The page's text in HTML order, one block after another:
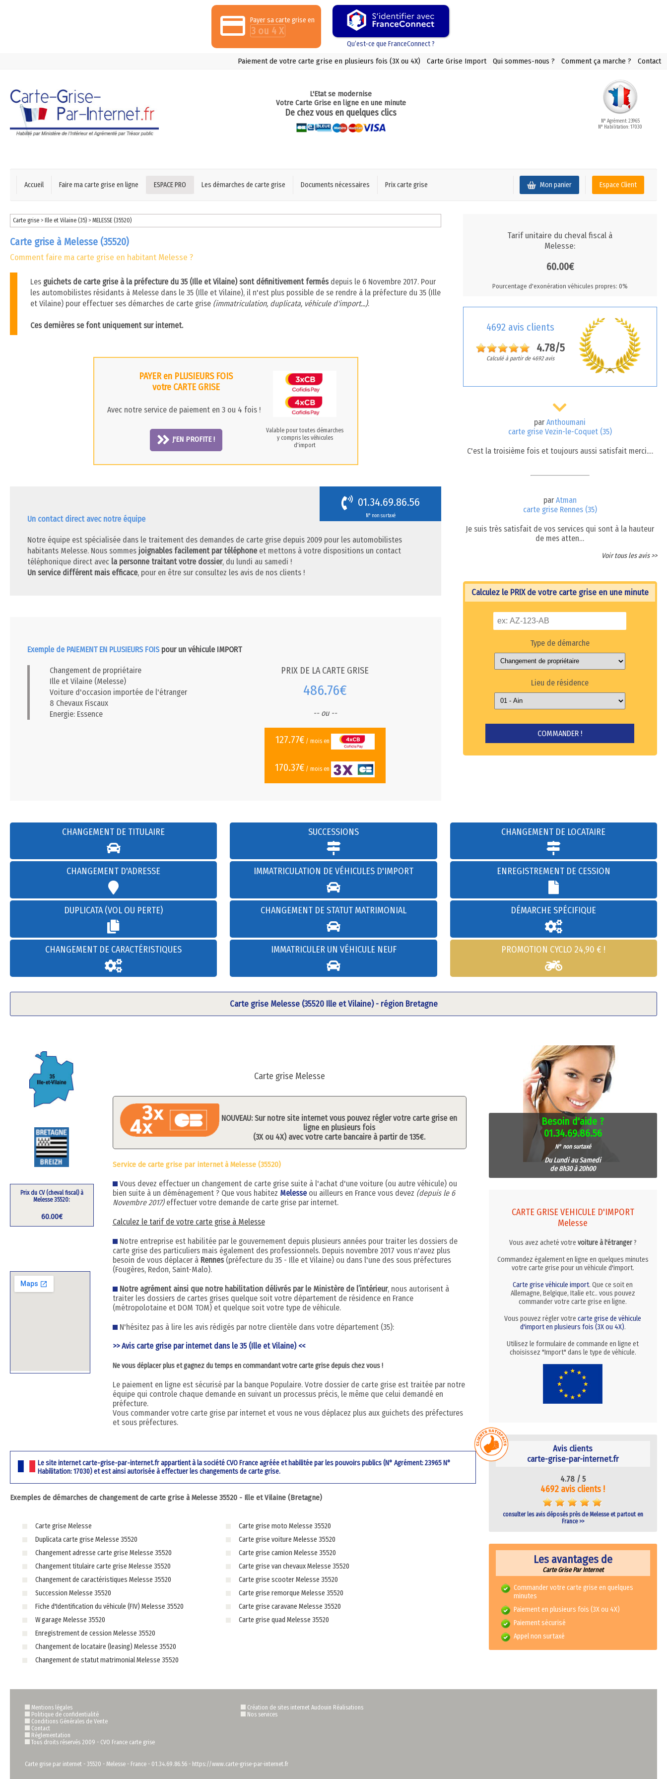
Payer sa carte grise en
3 ou 4 X
Qu’est-ce que FranceConnect ?
Paiement de votre carte grise en plusieurs fois (3X ou 4X) Carte Grise Import Qui sommes-nous ? Comment ça marche ? Contact
L'Etat se modernise
Votre Carte Grise en ligne en une minute
De chez vous en quelques clics
N° Agrément: 23965
N° Habilitation: 17030
Accueil Faire ma carte grise en ligne ESPACE PRO Les démarches de carte grise Documents nécessaires Prix carte grise Espace Client
Mon panier
Carte grise > Ille et Vilaine (35)>MELESSE (35520)
Carte grise à Melesse (35520)
Comment faire ma carte grise en habitant Melesse ?
Les guichets de carte grise à la préfecture du 35 (Ille et Vilaine) sont définitivement fermés depuis le 6 Novembre 2017. Pour
les automobilistes résidants à Melesse dans le 35 (Ille et Vilaine), il n'est plus possible de se rendre à la préfecture du 35 (Ille
et Vilaine) pour effectuer ses démarches de carte grise (immatriculation, duplicata, véhicule d'import...).
Ces dernières se font uniquement sur internet.
PAYER en PLUSIEURS FOIS
votre CARTE GRISE
Avec notre service de paiement en 3 ou 4 fois !
J'EN PROFITE !
Valable pour toutes démarches
y compris les véhicules
d'import
Un contact direct avec notre équipe
01.34.69.86.56
N° non surtaxé
Notre équipe est spécialisée dans le traitement des demandes de carte grise depuis 2009 pour les automobilistes
habitants Melesse. Nous sommes joignables facilement par téléphoneet mettons à votre dispositions un contact
téléphonique direct avec la personne traitant votre dossier, du lundi au samedi !
Un service différent mais efficace, pour en être sur consultez les avis de nos clients !
Exemple de PAIEMENT EN PLUSIEURS FOISpour un véhicule IMPORT
Changement de propriétaire
Ille et Vilaine (Melesse)
Voiture d'occasion importée de l'étranger
8 Chevaux Fiscaux
Energie: Essence
PRIX DE LA CARTE GRISE
486.76€
-- ou --
127.77€/ mois en
170.37€ / mois en
Tarif unitaire du cheval fiscal à
Melesse:
60.00€
Pourcentage d'exonération véhicules propres: 0%
4692 avis clients
4.78/5
Calculé à partir de 4692 avis
parAnthoumani
carte grise Vezin-le-Coquet (35)
C'est la troisième fois et toujours aussi satisfait merci.…
par Atman
carte grise Rennes (35)
Je suis très satisfait de vos services qui sont à la hauteur
de mes atten…
Voir tous les avis >>
Calculez le PRIX de votre carte grise en une minute
Type de démarche
Lieu de résidence
CHANGEMENT DE TITULAIRE
CHANGEMENT D'ADRESSE
DUPLICATA (VOL OU PERTE)
CHANGEMENT DE CARACTÉRISTIQUES
SUCCESSIONS
IMMATRICULATION DE VÉHICULES D'IMPORT
CHANGEMENT DE STATUT MATRIMONIAL
IMMATRICULER UN VÉHICULE NEUF
CHANGEMENT DE LOCATAIRE
ENREGISTREMENT DE CESSION
DÉMARCHE SPÉCIFIQUE
PROMOTION CYCLO 24,90 € !
Carte grise Melesse (35520 Ille et Vilaine) - région Bretagne
Prix du CV (cheval fiscal) à
Melesse 35520:
60.00€
Carte grise Melesse
NOUVEAU: Sur notre site internet vous pouvez régler votre carte grise en
ligne en plusieurs fois
(3X ou 4X) avec votre carte bancaire à partir de 135€.
Service de carte grise par internet à Melesse (35520)
Vous devez effectuer un changement de carte grise suite à l'achat d'une voiture (ou autre véhicule) ou
bien suite à un déménagement ? Que vous habitez Melesse ou ailleurs en France vous devez (depuis le 6
Novembre 2017)effectuer votre demande de carte grise par internet.
Calculez le tarif de votre carte grise à Melesse
Notre entreprise est habilitée par le gouvernement depuis plusieurs années pour traiter les dossiers de
carte grise des particuliers mais également des professionnels. Depuis novembre 2017 vous n'avez plus
besoin de vous déplacer à Rennes(préfecture du 35 - Ille et Vilaine) ou dans l'une des sous préfectures
(Fougères, Redon, Saint-Malo).
Notre agrément ainsi que notre habilitation délivrés par le Ministère de l’intérieur, nous autorisent à
traiter les dossiers de cartes grises quelque soit votre département de résidence en France
(métropolotaine et DOM TOM) et quelque soit votre type de véhicule.
N'hésitez pas à lire les avis rédigés par notre clientèle dans votre département (35):
>> Avis carte grise par internet dans le 35 (Ille et Vilaine) <<
Ne vous déplacer plus et gagnez du temps en commandant votre carte grise depuis chez vous !
Le paiement en ligne est sécurisé par la banque Populaire. Votre dossier de carte grise est traitée par notre
équipe qui controle chaque demande en suivant un processus précis, le même que celui demandé en
préfecture.
Vous commander votre carte grise par internet et vous ne vous déplacez plus aux guichets des préfectures
et sous préfectures.
Le site internet carte-grise-par-internet.fr appartient à la société CVO France agréée et habilitée par les pouvoirs publics (N° Agrément: 23965 N°
Habilitation: 17030) et est ainsi autorisée à effectuer les changements de carte grise.
Exemples de démarches de changement de carte grise à Melesse 35520 - Ille et Vilaine (Bretagne)
Carte grise Melesse
Duplicata carte grise Melesse 35520
Changement adresse carte grise Melesse 35520
Changement titulaire carte grise Melesse 35520
Changement de caractéristiques Melesse 35520
Succession Melesse 35520
Fiche d'Identification du véhicule (FIV) Melesse 35520
W garage Melesse 35520
Enregistrement de cession Melesse 35520
Changement de locataire (leasing) Melesse 35520
Changement de statut matrimonial Melesse 35520
Carte grise moto Melesse 35520
Carte grise voiture Melesse 35520
Carte grise camion Melesse 35520
Carte grise van chevaux Melesse 35520
Carte grise scooter Melesse 35520
Carte grise remorque Melesse 35520
Carte grise caravane Melesse 35520
Carte grise quad Melesse 35520
Besoin d'aide ?
01.34.69.86.56
N° non surtaxé
Du Lundi au Samedi
de 8h30 à 20h00
CARTE GRISE VEHICULE D'IMPORT
Melesse
Vous avez acheté votre voiture à l'étranger?
Commandez également en ligne en quelques minutes
votre carte grise pour un véhicule d'import.
Carte grise véhicule import. Que ce soit en
Allemagne, Belgique, Italie etc.. vous pouvez
commander votre carte grise en ligne.
Vous pouvez régler votrecarte grise de véhicule
d'import en plusieurs fois (3X ou 4X).
Utilisez le formulaire de commande en ligne et
choisissez "Import" dans le type de véhicule.
Avis clients
carte-grise-par-internet.fr
4.78 / 5
4692 avis clients !
consulter les avis déposés près de Melesse et partout en
France >>
Les avantages de
Carte Grise Par Internet
Commander votre carte grise en quelques
minutes
Paiement en plusieurs fois (3X ou 4X)
Paiement sécurisé
Appel non surtaxé
Mentions légales
Politique de confidentialité
Conditions Générales de Vente
Contact
Règlementation
Tous droits réservés 2009 - CVO France carte grise
Création de sites internet Audouin Réalisations
Nos services
Carte grise par internet - 35520 - Melesse - France - 01.34.69.86.56 - https://www.carte-grise-par-internet.fr